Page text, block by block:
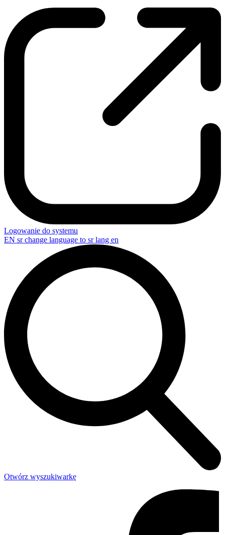
Logowanie do systemu
EN sr change language to sr lang en
Otwórz wyszukiwarkę